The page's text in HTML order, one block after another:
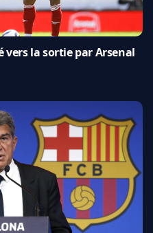
vers la sortie par Arsenal